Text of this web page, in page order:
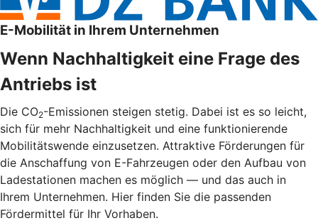
E-Mobilität in Ihrem Unternehmen
Wenn Nachhaltigkeit eine Frage des
Antriebs ist
Die CO2-Emissionen steigen stetig. Dabei ist es so leicht,
sich für mehr Nachhaltigkeit und eine funktionierende
Mobilitätswende einzusetzen. Attraktive Förderungen für
die Anschaffung von E-Fahrzeugen oder den Aufbau von
Ladestationen machen es möglich — und das auch in
Ihrem Unternehmen. Hier finden Sie die passenden
Fördermittel für Ihr Vorhaben.